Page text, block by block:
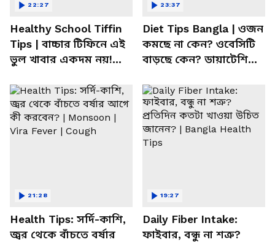
Healthy School Tiffin
Tips | বাচ্চার টিফিনে এই
ভুল খাবার একদম নয়!
22:27
Diet Tips Bangla | ওজন
কমছে না কেন? ওবেসিটি
বাড়ছে কেন? ডায়াটেশিয়ান
23:37
Health Tips: সর্দি-কাশি,
জ্বর থেকে বাঁচতে বর্ষার
21:28
Daily Fiber Intake:
ফাইবার, বন্ধু না শত্রু?
19:27